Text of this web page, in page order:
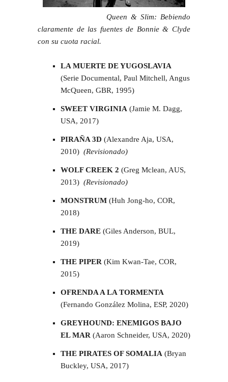
Queen & Slim: Bebiendo
claramente de las fuentes de Bonnie & Clyde
con su cuota racial.
LA MUERTE DE YUGOSLAVIA
(Serie Documental, Paul Mitchell, Angus
McQueen, GBR, 1995)
SWEET VIRGINIA (Jamie M. Dagg,
USA, 2017)
PIRAÑA 3D (Alexandre Aja, USA,
2010) (Revisionado)
WOLF CREEK 2 (Greg Mclean, AUS,
2013) (Revisionado)
MONSTRUM (Huh Jong-ho, COR,
2018)
THE DARE (Giles Anderson, BUL,
2019)
THE PIPER (Kim Kwan-Tae, COR,
2015)
OFRENDA A LA TORMENTA
(Fernando González Molina, ESP, 2020)
GREYHOUND: ENEMIGOS BAJO
EL MAR (Aaron Schneider, USA, 2020)
THE PIRATES OF SOMALIA (Bryan
Buckley, USA, 2017)